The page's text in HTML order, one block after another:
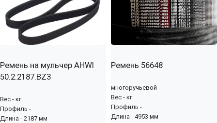
Ремень на мульчер AHWI
50.2.2187.BZ3
Вес - кг
Профиль -
Длина - 2187 мм
Ремень 56648
многоручьевой
Вес - кг
Профиль -
Длина - 4953 мм